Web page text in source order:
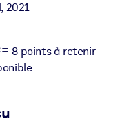
connaissances fiables et
, 2021
8 points à retenir